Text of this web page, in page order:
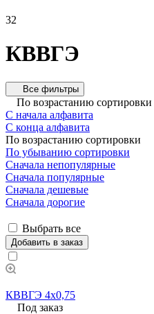
32
КВВГЭ
Все фильтры
По возрастанию сортировки
С начала алфавита
С конца алфавита
По возрастанию сортировки
По убыванию сортировки
Сначала непопулярные
Сначала популярные
Сначала дешевые
Сначала дорогие
Выбрать все
Добавить в заказ
КВВГЭ 4х0,75
Под заказ